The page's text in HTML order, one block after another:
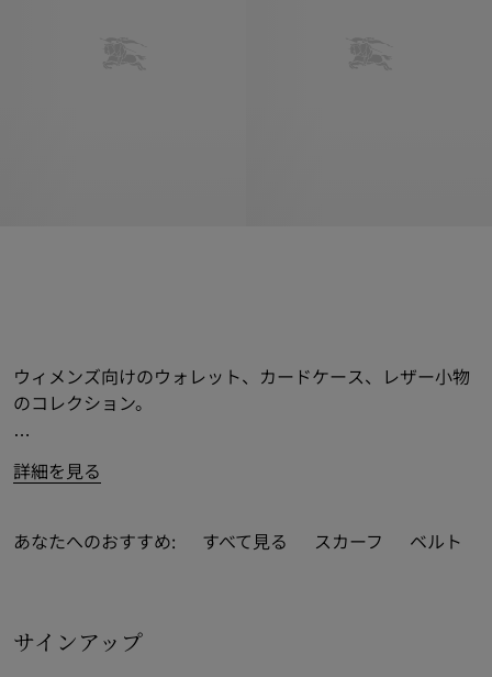
ウィメンズ向けのウォレット、カードケース、レザー小物
のコレクション。
付きのウォレットなどを取り揃えました。
バーバリーチェックなどアイコニックなブランドモチーフ
詳細を見る
あなたへのおすすめ: すべて見る スカーフ ベルト
サインアップ